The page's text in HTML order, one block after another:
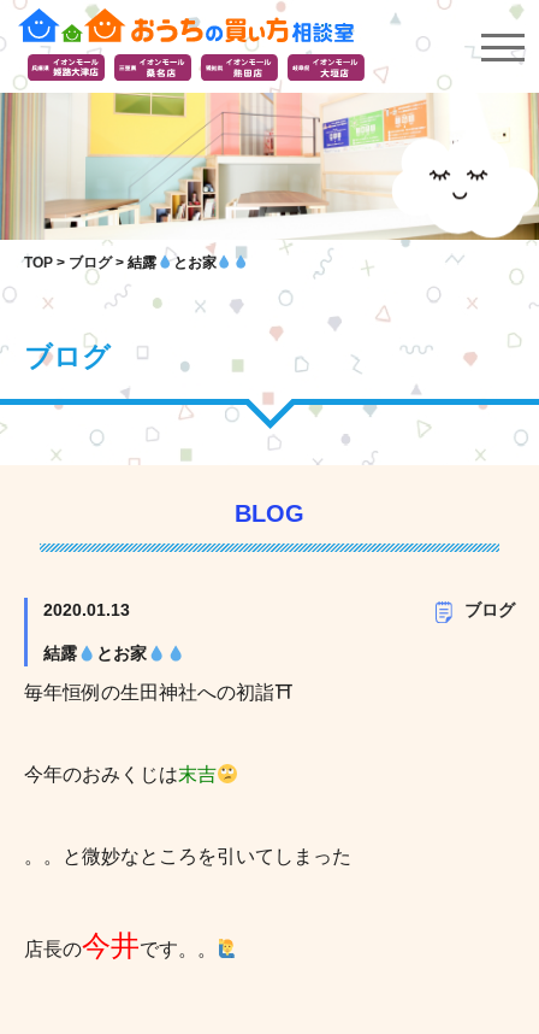
TOP > ブログ> 結露 とお家
ブログ
BLOG
2020.01.13 ブログ
結露 とお家
毎年恒例の生田神社への初詣⛩
今年のおみくじは末吉
。。と微妙なところを引いてしまった
店長の今井です。。